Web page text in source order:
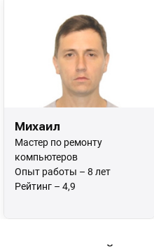
Михаил
Мастер по ремонту
компьютеров
Опыт работы – 8 лет
Рейтинг – 4,9